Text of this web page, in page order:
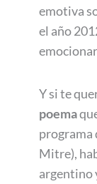
emotiva
el año
Y si te
poema
programa
Mitre),
argentino